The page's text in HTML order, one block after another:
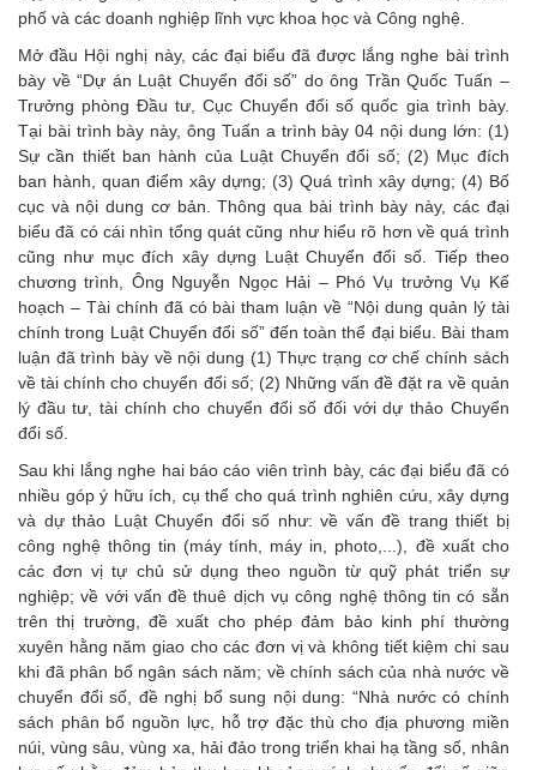
phố và các doanh nghiệp lĩnh vực khoa học và Công nghệ.
Mở đầu Hội nghị này, các đại biểu đã được lắng nghe bài trình
bày về “Dự án Luật Chuyển đổi số” do ông Trần Quốc Tuấn –
Trưởng phòng Đầu tư, Cục Chuyển đổi số quốc gia trình bày.
Tại bài trình bày này, ông Tuấn a trình bày 04 nội dung lớn: (1)
Sự cần thiết ban hành của Luật Chuyển đổi số; (2) Mục đích
ban hành, quan điểm xây dựng; (3) Quá trình xây dựng; (4) Bố
cục và nội dung cơ bản. Thông qua bài trình bày này, các đại
biểu đã có cái nhìn tổng quát cũng như hiểu rõ hơn về quá trình
cũng như mục đích xây dựng Luật Chuyển đổi số. Tiếp theo
chương trình, Ông Nguyễn Ngọc Hải – Phó Vụ trưởng Vụ Kế
hoạch – Tài chính đã có bài tham luận về “Nội dung quản lý tài
chính trong Luật Chuyển đổi số” đến toàn thể đại biểu. Bài tham
luận đã trình bày về nội dung (1) Thực trạng cơ chế chính sách
về tài chính cho chuyển đổi số; (2) Những vấn đề đặt ra về quản
lý đầu tư, tài chính cho chuyển đổi số đối với dự thảo Chuyển
đổi số.
Sau khi lắng nghe hai báo cáo viên trình bày, các đại biểu đã có
nhiều góp ý hữu ích, cụ thể cho quá trình nghiên cứu, xây dựng
và dự thảo Luật Chuyển đổi số như: về vấn đề trang thiết bị
công nghệ thông tin (máy tính, máy in, photo,...), đề xuất cho
các đơn vị tự chủ sử dụng theo nguồn từ quỹ phát triển sự
nghiệp; về với vấn đề thuê dịch vụ công nghệ thông tin có sẵn
trên thị trường, đề xuất cho phép đảm bảo kinh phí thường
xuyên hằng năm giao cho các đơn vị và không tiết kiệm chi sau
khi đã phân bổ ngân sách năm; về chính sách của nhà nước về
chuyển đổi số, đề nghị bổ sung nội dung: “Nhà nước có chính
sách phân bổ nguồn lực, hỗ trợ đặc thù cho địa phương miền
núi, vùng sâu, vùng xa, hải đảo trong triển khai hạ tầng số, nhân